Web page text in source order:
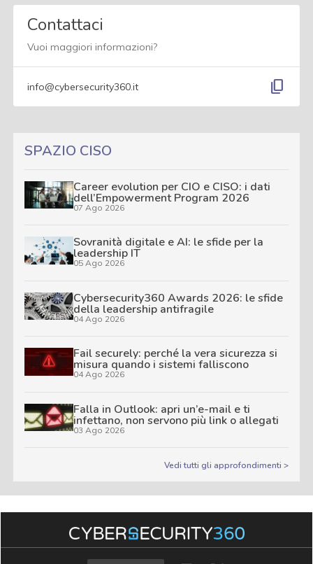
Contattaci
Vuoi maggiori informazioni?
info@cybersecurity360.it content_copy
SPAZIO CISO
Career evolution per CIO e CISO: i dati
dell’Empowerment Program 2026
07 Ago 2026
Sovranità digitale e AI: le sfide per la
leadership IT
05 Ago 2026
Cybersecurity360 Awards 2026: le sfide
della leadership antifragile
04 Ago 2026
Fail securely: perché la vera sicurezza si
misura quando i sistemi falliscono
04 Ago 2026
Falla in Outlook: apri un’e-mail e ti
infettano, non servono più link o allegati
03 Ago 2026
Vedi tutti gli approfondimenti >